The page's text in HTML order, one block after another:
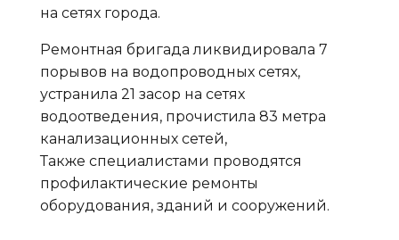
на сетях города.
Ремонтная бригада ликвидировала 7
порывов на водопроводных сетях,
устранила 21 засор на сетях
водоотведения, прочистила 83 метра
канализационных сетей,
Также специалистами проводятся
профилактические ремонты
оборудования, зданий и сооружений.